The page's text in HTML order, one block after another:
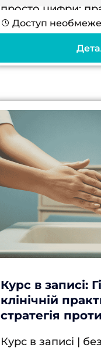
просто цифри:
інтерпретація
дозволяє
Доступ
Курс в записі:
клінічній
стратегія
Курс в записі |